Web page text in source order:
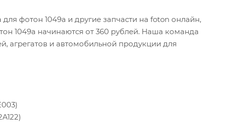
фотон 1049а и другие запчасти на foton онлайн,
1049а начинаются от 360 рублей. Наша команда
агрегатов и автомобильной продукции для